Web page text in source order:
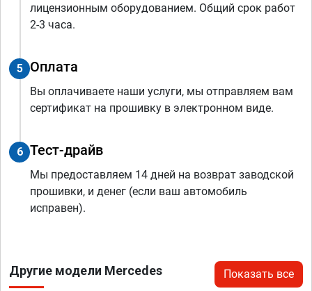
лицензионным оборудованием. Общий срок работ
2-3 часа.
5 Оплата
Вы оплачиваете наши услуги, мы отправляем вам
сертификат на прошивку в электронном виде.
6 Тест-драйв
Мы предоставляем 14 дней на возврат заводской
прошивки, и денег (если ваш автомобиль
исправен).
Другие модели Mercedes Показать все